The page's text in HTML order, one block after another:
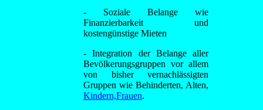
- Soziale Belange wie
Finanzierbarkeit und
kostengünstige Mieten
- Integration der Belange aller
Bevölkerungsgruppen vor allem
von bisher vernachlässigten
Gruppen wie Behinderten, Alten,
Kindern,Frauen.